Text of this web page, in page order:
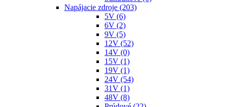
Napájacie zdroje (203)
5V (6)
6V (2)
9V (5)
12V (52)
14V (0)
15V (1)
19V (1)
24V (54)
31V (1)
48V (8)